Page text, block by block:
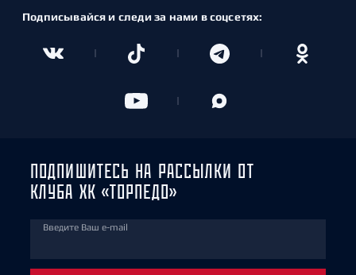
Подписывайся и следи за нами в соцсетях:
ПОДПИШИТЕСЬ НА РАССЫЛКИ ОТ
КЛУБА ХК «ТОРПЕДО»
Введите Ваш e-mail